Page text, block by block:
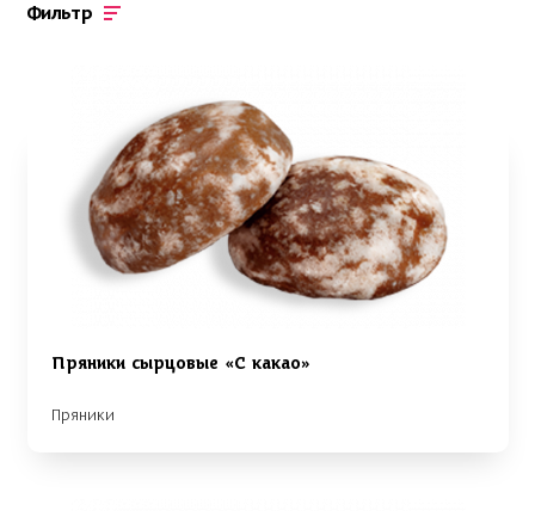
Фильтр
Пряники сырцовые «С какао»
Пряники